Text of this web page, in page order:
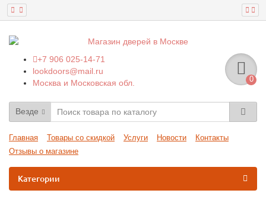
+7 906 025-14-71
lookdoors@mail.ru
Москва и Московская обл.
0
Везде
Главная Товары со скидкой Услуги Новости
Контакты
Отзывы о магазине
Категории